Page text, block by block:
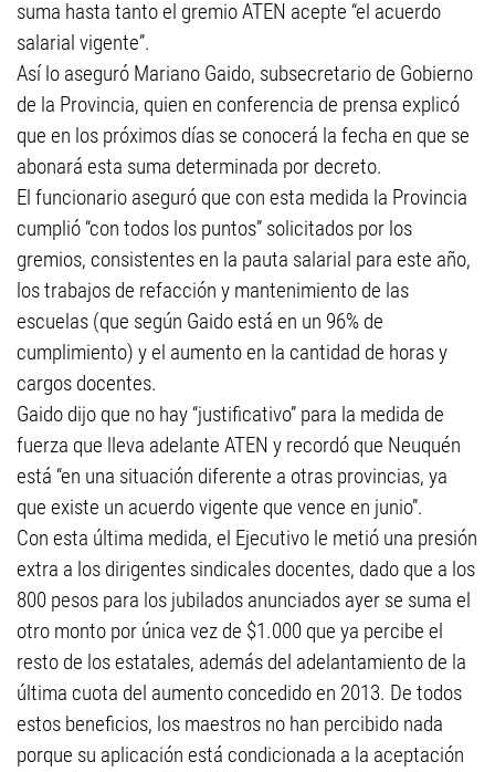
suma hasta tanto el gremio ATEN acepte “el acuerdo
salarial vigente”.
Así lo aseguró Mariano Gaido, subsecretario de Gobierno
de la Provincia, quien en conferencia de prensa explicó
que en los próximos días se conocerá la fecha en que se
abonará esta suma determinada por decreto.
El funcionario aseguró que con esta medida la Provincia
cumplió “con todos los puntos” solicitados por los
gremios, consistentes en la pauta salarial para este año,
los trabajos de refacción y mantenimiento de las
escuelas (que según Gaido está en un 96% de
cumplimiento) y el aumento en la cantidad de horas y
cargos docentes.
Gaido dijo que no hay “justificativo” para la medida de
fuerza que lleva adelante ATEN y recordó que Neuquén
está “en una situación diferente a otras provincias, ya
que existe un acuerdo vigente que vence en junio”.
Con esta última medida, el Ejecutivo le metió una presión
extra a los dirigentes sindicales docentes, dado que a los
800 pesos para los jubilados anunciados ayer se suma el
otro monto por única vez de $1.000 que ya percibe el
resto de los estatales, además del adelantamiento de la
última cuota del aumento concedido en 2013. De todos
estos beneficios, los maestros no han percibido nada
porque su aplicación está condicionada a la aceptación